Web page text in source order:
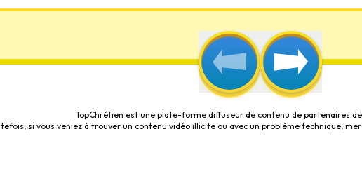
TopChrétien est une plate-forme diffuseur de contenu de partenaires
si vous veniez à trouver un contenu vidéo illicite ou avec un problème technique,